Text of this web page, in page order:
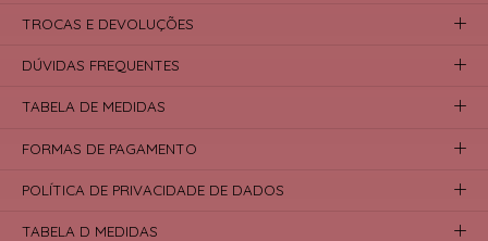
TROCAS E DEVOLUÇÕES
DÚVIDAS FREQUENTES
TABELA DE MEDIDAS
FORMAS DE PAGAMENTO
POLÍTICA DE PRIVACIDADE DE DADOS
TABELA D MEDIDAS